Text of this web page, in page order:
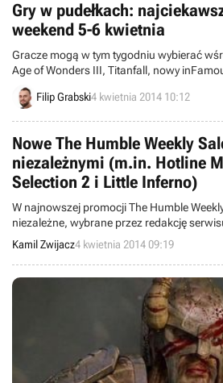
Gry w pudełkach:
weekend 5-6 kwietnia
Gracze mogą w tym tygodniu wybierać
Age of Wonders III, Titanfall, nowy
różnych wersjach. Zapraszam!
Filip Grabski4 kwietnia 2014 10:12
Nowe The Humble Weekly
niezależnymi (m.in. Hotline
Selection 2 i Little Inferno)
W najnowszej promocji The Humble
niezależne, wybrane przez redakcję
niewielkie pieniądze można nabyć m.in.
Selection 2, PixelJunk Monsters Ultimate
Kamil Zwijacz4 kwietnia 2014 09:19